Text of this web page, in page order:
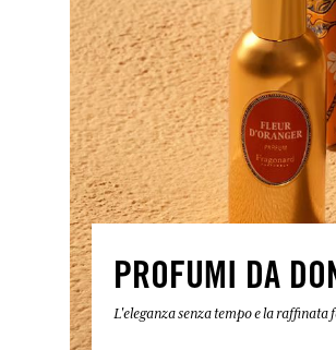
PROFUMI DA
L'eleganza senza tempo e la